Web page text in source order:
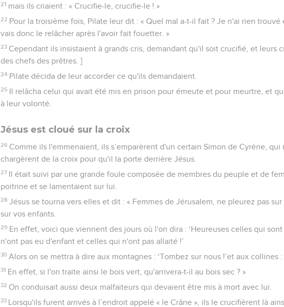
21 mais ils criaient : « Crucifie-le, crucifie-le ! »
22 Pour la troisième fois, Pilate leur dit : « Quel mal a-t-il fait ? Je n'ai rien
vais donc le relâcher après l'avoir fait fouetter. »
23 Cependant ils insistaient à grands cris, demandant qu'il soit crucifié, et leurs
des chefs des prêtres. ]
24 Pilate décida de leur accorder ce qu'ils demandaient.
25 Il relâcha celui qui avait été mis en prison pour émeute et pour meurtre, et
à leur volonté.
Jésus est cloué sur la croix
26 Comme ils l'emmenaient, ils s’emparèrent d'un certain Simon de Cyrène,
chargèrent de la croix pour qu'il la porte derrière Jésus.
27 Il était suivi par une grande foule composée de membres du peuple et de
poitrine et se lamentaient sur lui.
28 Jésus se tourna vers elles et dit : « Femmes de Jérusalem, ne pleurez pas
sur vos enfants.
29 En effet, voici que viennent des jours où l'on dira : ‘Heureuses celles qui
n'ont pas eu d'enfant et celles qui n'ont pas allaité !’
30 Alors on se mettra à dire aux montagnes : ‘Tombez sur nous !’et aux collines :
31 En effet, si l'on traite ainsi le bois vert, qu'arrivera-t-il au bois sec ? »
32 On conduisait aussi deux malfaiteurs qui devaient être mis à mort avec lui.
33 Lorsqu'ils furent arrivés à l’endroit appelé « le Crâne », ils le crucifièrent là